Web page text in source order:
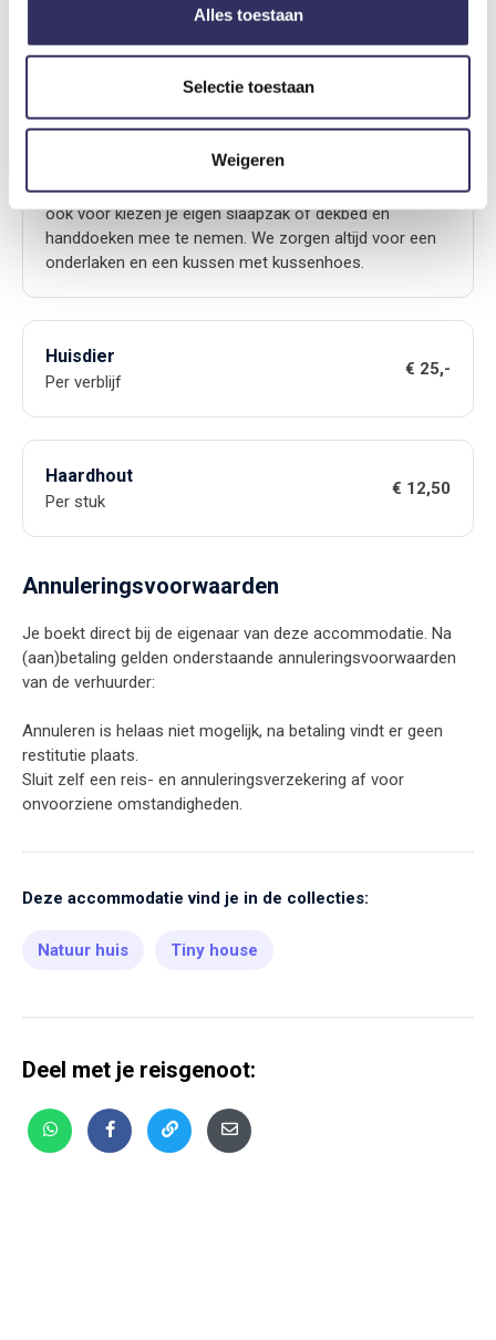
Alles toestaan
Selectie toestaan
Weigeren
Ons bedlinnen bestaat uit een goede, schone slaapzak
en handdoeken, daar betaal je 12,50 p.p voor. Je kan er
ook voor kiezen je eigen slaapzak of dekbed en
handdoeken mee te nemen. We zorgen altijd voor een
onderlaken en een kussen met kussenhoes.
Huisdier
Per verblijf
€ 25,-
Haardhout
Per stuk
€ 12,50
Annuleringsvoorwaarden
Je boekt direct bij de eigenaar van deze accommodatie. Na
(aan)betaling gelden onderstaande annuleringsvoorwaarden
van de verhuurder:
Annuleren is helaas niet mogelijk, na betaling vindt er geen
restitutie plaats.
Sluit zelf een reis- en annuleringsverzekering af voor
onvoorziene omstandigheden.
Deze accommodatie vind je in de collecties:
Natuur huis Tiny house
Deel met je reisgenoot: